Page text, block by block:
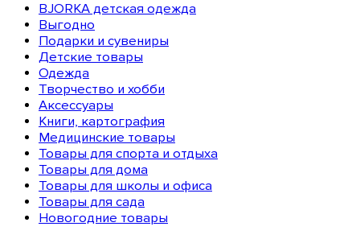
BJORKA детская одежда
Выгодно
Подарки и сувениры
Детские товары
Одежда
Творчество и хобби
Аксессуары
Книги, картография
Медицинские товары
Товары для спорта и отдыха
Товары для дома
Товары для школы и офиса
Товары для сада
Новогодние товары